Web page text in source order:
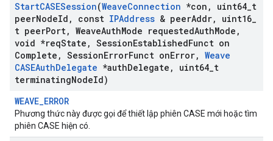
StartCASESession(WeaveConnection *con , uint64 t
peerNodeId , const IPAddress & peerAddr, uint16
t peerPort, WeaveAuthMode requestedAuthMode ,
void *reqState , SessionEstablishedFunct on
Complete , SessionErrorFunct onError, Weave
CASEAuthDelegate *authDelegate , uint64 t
terminatingNodeId)
WEAVE_ERROR
Phương thức này được gọi để thiết lập phiên CASE mới hoặc tìm
phiên CASE hiện có.